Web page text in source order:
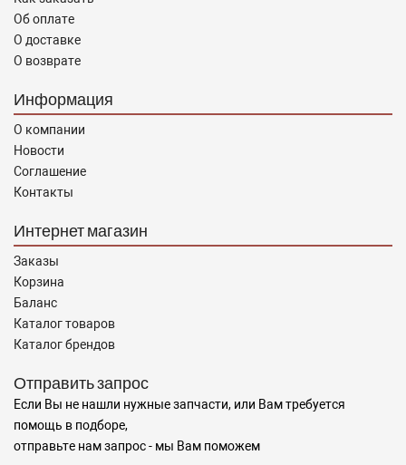
Об оплате
О доставке
О возврате
Информация
О компании
Новости
Соглашение
Контакты
Интернет магазин
Заказы
Корзина
Баланс
Каталог товаров
Каталог брендов
Отправить запрос
Если Вы не нашли нужные запчасти, или Вам требуется
помощь в подборе,
отправьте нам запрос - мы Вам поможем